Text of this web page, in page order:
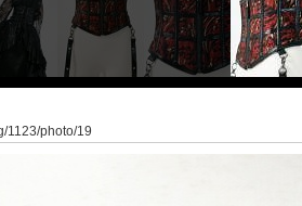
1123/photo/19